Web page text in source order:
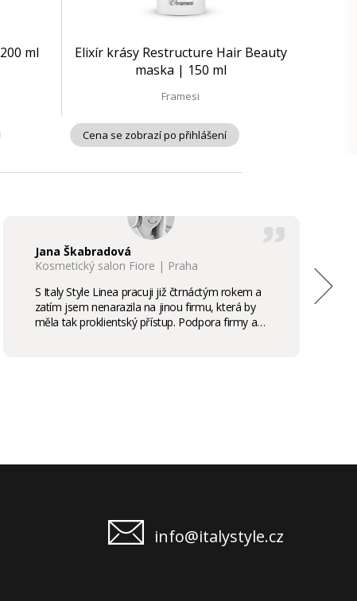
ml
Elixír krásy Restructure Hair Beauty
maska | 150 ml
Framesi
Cena se zobrazí po přihlášení
Jana Škabradová
Kosmetický salon Fiore | Praha
S Italy Style Linea pracuji již čtrnáctým rokem a
zatím jsem nenarazila na jinou firmu, která by
měla tak proklientský přístup. Podpora firmy a
info@italystyle.cz